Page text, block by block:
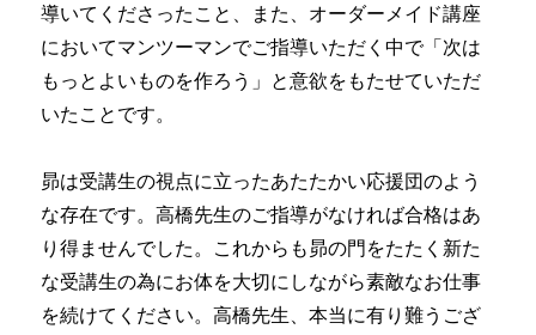
導いてくださったこと、また、オーダーメイド講座
においてマンツーマンでご指導いただく中で「次は
もっとよいものを作ろう」と意欲をもたせていただ
いたことです。
昴は受講生の視点に立ったあたたかい応援団のよう
な存在です。高橋先生のご指導がなければ合格はあ
り得ませんでした。これからも昴の門をたたく新た
な受講生の為にお体を大切にしながら素敵なお仕事
を続けてください。高橋先生、本当に有り難うござ